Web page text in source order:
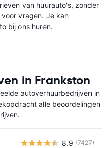
van huurauto's, zonder
vragen. Je kan
bij ons huren.
in Frankston
autoverhuurbedrijven in
alle beoordelingen
8.9 (7427)